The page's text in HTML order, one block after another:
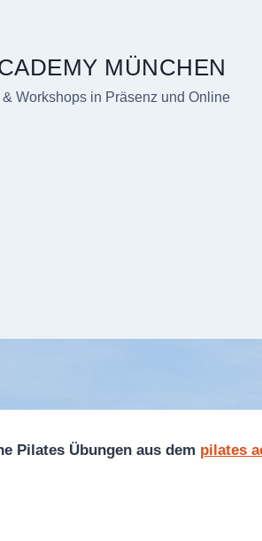
MÜNCHEN
Workshops in Präsenz und Online
Pilates Übungen aus dem pilates